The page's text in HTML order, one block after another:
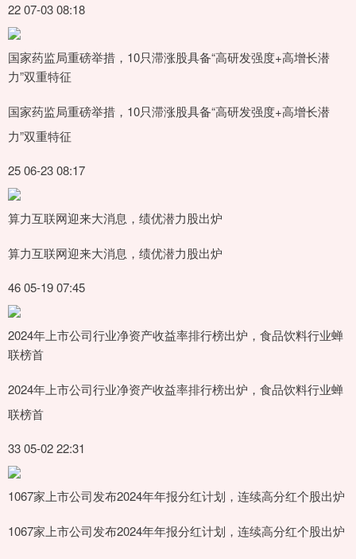
22 07-03 08:18
国家药监局重磅举措，10只滞涨股具备“高研发强度+高增长潜
力”双重特征
国家药监局重磅举措，10只滞涨股具备“高研发强度+高增长潜
力”双重特征
25 06-23 08:17
算力互联网迎来大消息，绩优潜力股出炉
算力互联网迎来大消息，绩优潜力股出炉
46 05-19 07:45
2024年上市公司行业净资产收益率排行榜出炉，食品饮料行业蝉
联榜首
2024年上市公司行业净资产收益率排行榜出炉，食品饮料行业蝉
联榜首
33 05-02 22:31
1067家上市公司发布2024年年报分红计划，连续高分红个股出炉
1067家上市公司发布2024年年报分红计划，连续高分红个股出炉